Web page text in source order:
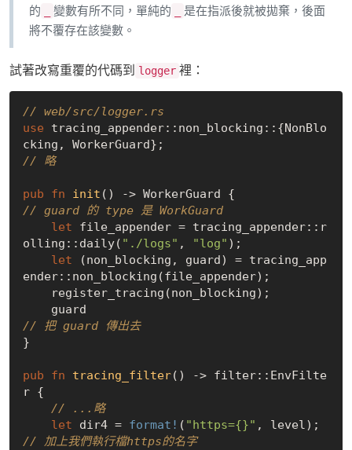
的
變數有所不同，單純的
是在指派後就被拋棄，後面
將不覆存在該變數。
試著改寫重覆的代碼到 logger 裡：
// web/src/logger.rs
use tracing_appender::non_blocking::{NonBlo
// 略
pub fn init
// guard 的 type 是 WorkGuard
let file_appender = tracing_appender::r
olling::daily( "./logs" , "log" );
let (non_blocking, guard) = tracing_app
ender::non_blocking(file_appender);
// 把 guard 傳出去
}
pub fn tracing_filter() -> filter::EnvFilte
r {
// ...略
let dir4 = format! ( "https={}"
// 加上我們執行檔https的名字